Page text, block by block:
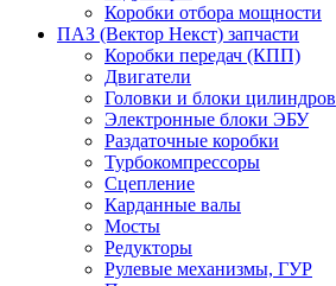
Коробки отбора мощности
ПАЗ (Вектор Некст) запчасти
Коробки передач (КПП)
Двигатели
Головки и блоки цилиндров
Электронные блоки ЭБУ
Раздаточные коробки
Турбокомпрессоры
Сцепление
Карданные валы
Мосты
Редукторы
Рулевые механизмы, ГУР